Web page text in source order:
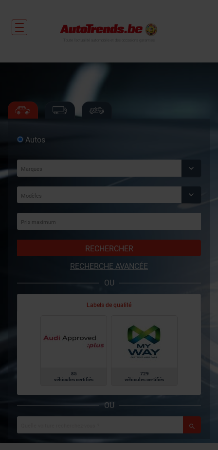
Autos
RECHERCHER
RECHERCHE AVANCÉE
OU
Labels de qualité
85
véhicules certifiés
729
véhicules certifiés
OU